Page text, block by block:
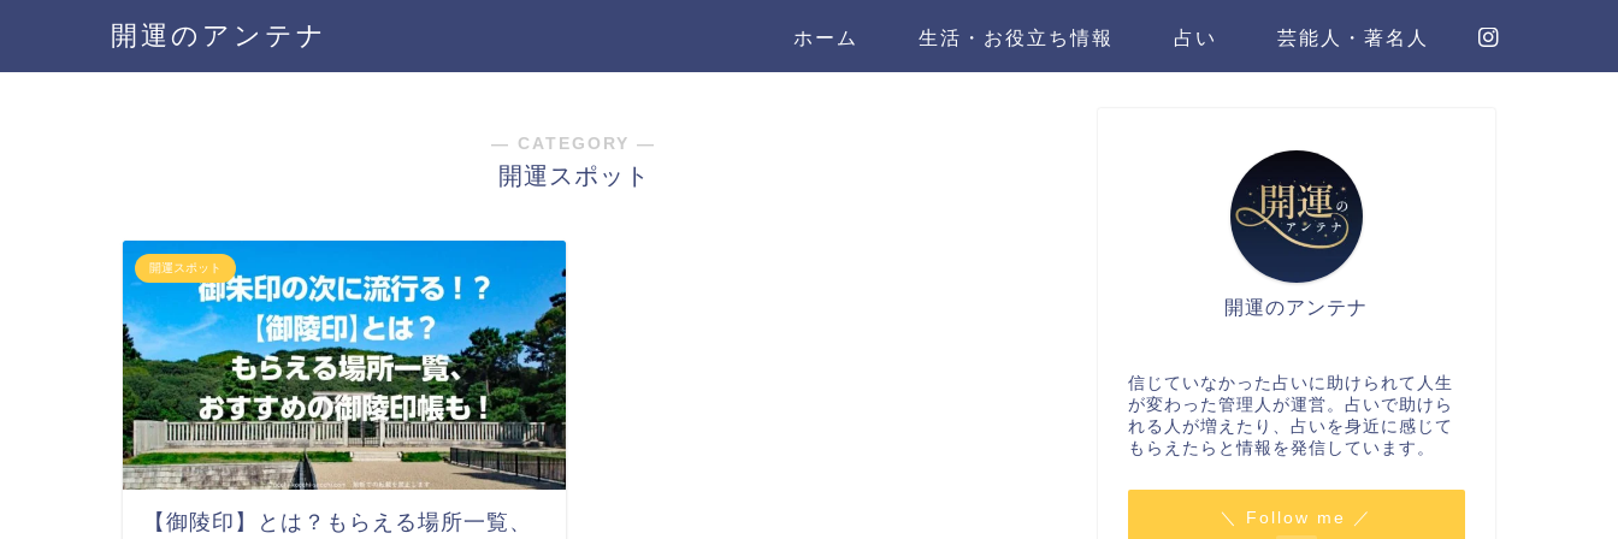
開運のアンテナ ホーム 生活・お役立ち情報 占い 芸能人・著名人
― CATEGORY ―
開運スポット
開運スポット
【御陵印】とは？もらえる場所一覧、
開運のアンテナ
信じていなかった占いに助けられて人生
が変わった管理人が運営。占いで助けら
れる人が増えたり、占いを身近に感じて
もらえたらと情報を発信しています。
＼ Follow me ／